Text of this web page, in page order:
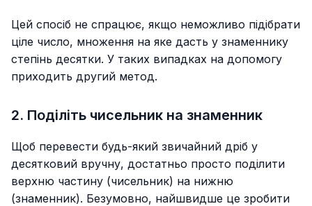
Цей спосіб не спрацює, якщо неможливо підібрати
ціле число, множення на яке дасть у знаменнику
степінь десятки. У таких випадках на допомогу
приходить другий метод.
2. Поділіть чисельник на знаменник
Щоб перевести будь-який звичайний дріб у
десятковий вручну, достатньо просто поділити
верхню частину (чисельник) на нижню
(знаменник). Безумовно, найшвидше це зробити